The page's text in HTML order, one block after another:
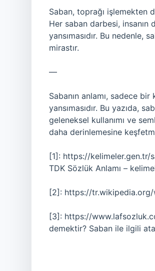
Saban, toprağı işlemekten
Her saban darbesi, insanın
yansımasıdır. Bu
mirastır.
—
Sabanın anlamı, sadece
yansımasıdır. Bu yazıda,
geleneksel kullanımı ve
daha derinlemesine
[1]: https://kelimeler.gen.tr/
TDK Sözlük Anlamı –
[2]: https://tr.wikipedia.org/
[3]: https://
demektir? Saban ile ilgili